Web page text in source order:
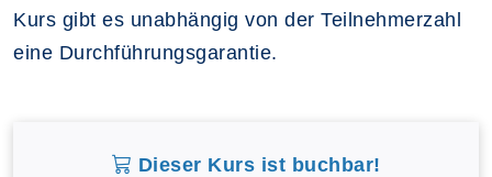
Kurs gibt es unabhängig von der Teilnehmerzahl
eine Durchführungsgarantie.
Dieser Kurs ist buchbar!